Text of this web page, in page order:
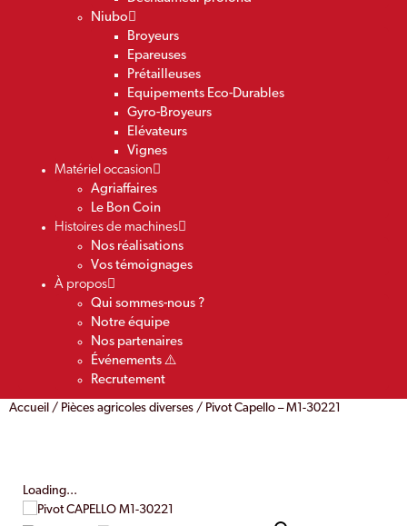
Niubo
Broyeurs
Epareuses
Prétailleuses
Equipements Eco-Durables
Gyro-Broyeurs
Elévateurs
Vignes
Matériel occasion
Agriaffaires
Le Bon Coin
Histoires de machines
Nos réalisations
Vos témoignages
À propos
Qui sommes-nous ?
Notre équipe
Nos partenaires
Événements ⚠️
Recrutement
Accueil / Pièces agricoles diverses / Pivot Capello – M1-30221
Loading...